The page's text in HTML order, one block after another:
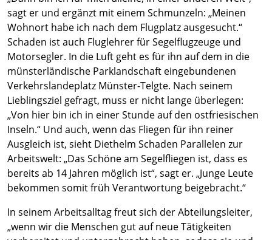
sagt er und ergänzt mit einem Schmunzeln: „Meinen
Wohnort habe ich nach dem Flugplatz ausgesucht.“
Schaden ist auch Fluglehrer für Segelflugzeuge und
Motorsegler. In die Luft geht es für ihn auf dem in die
münsterländische Parklandschaft eingebundenen
Verkehrslandeplatz Münster-Telgte. Nach seinem
Lieblingsziel gefragt, muss er nicht lange überlegen:
„Von hier bin ich in einer Stunde auf den ostfriesischen
Inseln.“ Und auch, wenn das Fliegen für ihn reiner
Ausgleich ist, sieht Diethelm Schaden Parallelen zur
Arbeitswelt: „Das Schöne am Segelfliegen ist, dass es
bereits ab 14 Jahren möglich ist“, sagt er. „Junge Leute
bekommen somit früh Verantwortung beigebracht.“
In seinem Arbeitsalltag freut sich der Abteilungsleiter,
„wenn wir die Menschen gut auf neue Tätigkeiten